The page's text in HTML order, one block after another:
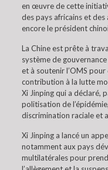
en œuvre de cette
des pays africains et des
encore le président
La Chine est prête à
système de
et à soutenir l’OMS
contribution à la lutte
Xi Jinping qui a déclaré,
politisation de
discrimination raciale et
Xi Jinping a lancé un
notamment aux pays
multilatérales pour